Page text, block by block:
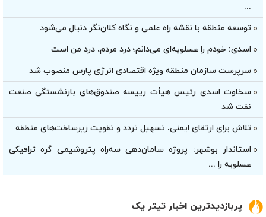
...
توسعه منطقه با نقشه راه علمی و نگاه کلان‌نگر دنبال می‌شود
اسدی: خودم را عسلویه‌ای می‌دانم؛ درد مردم، درد من است
سرپرست سازمان منطقه ویژه اقتصادی انرژی پارس منصوب شد
سخاوت اسدی رئیس هیأت‌ رییسه صندوق‌های بازنشستگی صنعت
نفت شد
تلاش برای ارتقای ایمنی، تسهیل تردد و تقویت زیرساخت‌های منطقه
استاندار بوشهر: پروژه سامان‌دهی سه‌راه پتروشیمی گره ترافیکی
عسلویه را ...
پربازدیدترین اخبار تیتر یک